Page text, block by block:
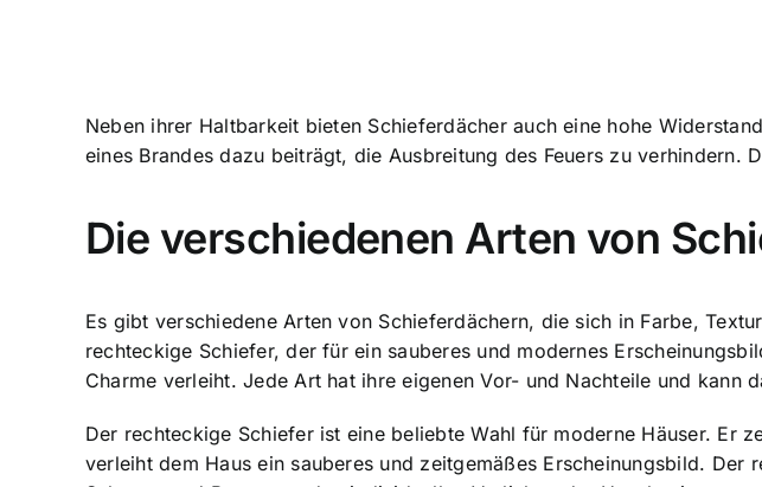
Neben ihrer Haltbarkeit bieten Schieferdächer auch eine hohe
eines Brandes dazu beiträgt, die Ausbreitung des Feuers zu verhindern.
Die verschiedenen Arten von
Es gibt verschiedene Arten von Schieferdächern, die sich in Farbe,
rechteckige Schiefer, der für ein sauberes und modernes
Charme verleiht. Jede Art hat ihre eigenen Vor- und Nachteile und kann
Der rechteckige Schiefer ist eine beliebte Wahl für moderne Häuser. Er
verleiht dem Haus ein sauberes und zeitgemäßes Erscheinungsbild.